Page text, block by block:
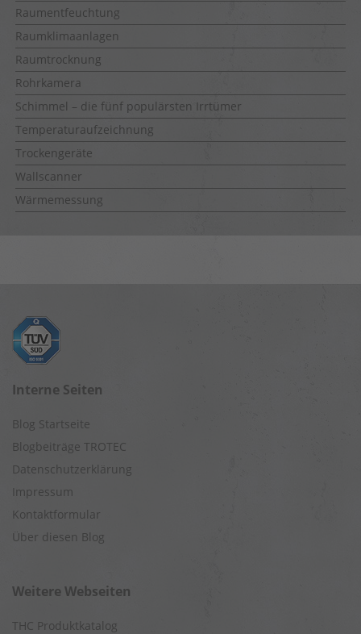
Raumentfeuchtung
Raumklimaanlagen
Raumtrocknung
Rohrkamera
Schimmel – die fünf populärsten Irrtümer
Temperaturaufzeichnung
Trockengeräte
Wallscanner
Wärmemessung
Interne Seiten
Blog Startseite
Blogbeiträge TROTEC
Datenschutzerklärung
Impressum
Kontaktformular
Über diesen Blog
Weitere Webseiten
THC Produktkatalog